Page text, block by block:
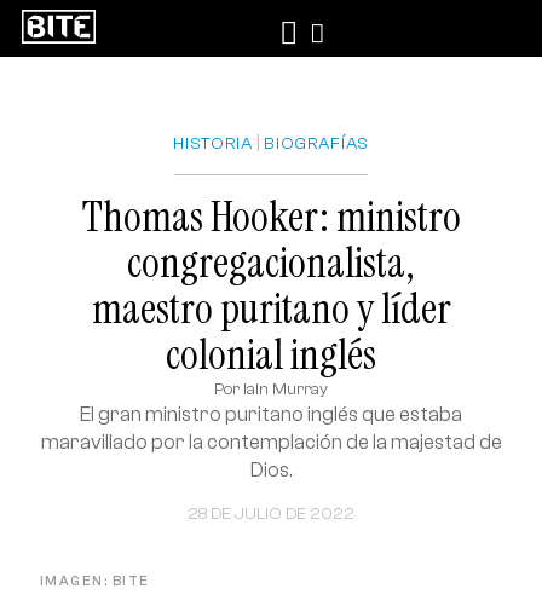
HISTORIA BIOGRAFÍAS
Thomas Hooker: ministro
congregacionalista,
maestro puritano y líder
colonial inglés
Por Iain Murray
28 DE JULIO DE 2022
El gran ministro puritano inglés que estaba
maravillado por la contemplación de la majestad de
Dios.
IMAGEN: BITE